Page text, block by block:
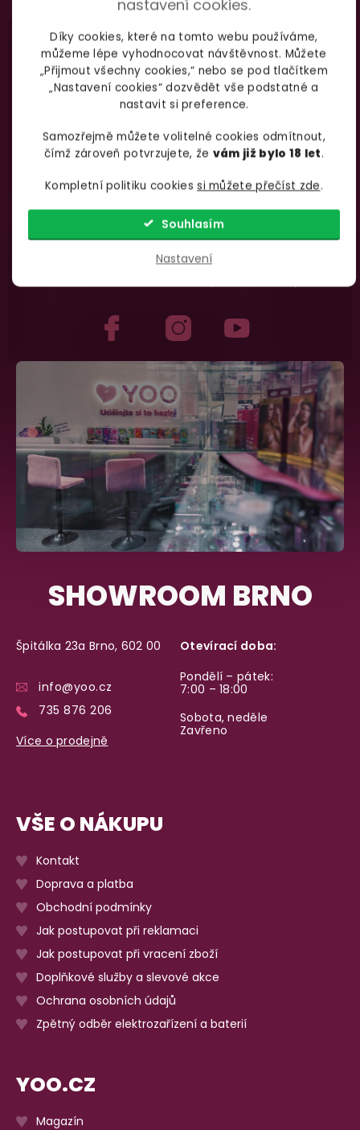
nastavení cookies.
Díky cookies, které na tomto webu používáme,
můžeme lépe vyhodnocovat návštěvnost. Můžete
„Přijmout všechny cookies,“ nebo se pod tlačítkem
„Nastavení cookies“ dozvědět vše podstatné a
nastavit si preference.
Samozřejmě můžete volitelné cookies odmítnout,
čímž zároveň potvrzujete, že vám již bylo 18 let.
Kompletní politiku cookiessi můžete přečíst zde.
Nastavení
Souhlasím
info@yoo.cz
Nevíte si rady s výběrem zboží?
Zavolejte Jolaně
SHOWROOM BRNO
Špitálka 23a Brno, 602 00
info@yoo.cz
735 876 206
Více o prodejně
Otevírací doba:
Pondělí – pátek:
7:00 – 18:00
Sobota, neděle
Zavřeno
VŠE O NÁKUPU
Kontakt
Doprava a platba
Obchodní podmínky
Jak postupovat při reklamaci
Jak postupovat při vracení zboží
Doplňkové služby a slevové akce
Ochrana osobních údajů
Zpětný odběr elektrozařízení a baterií
YOO.CZ
Magazín